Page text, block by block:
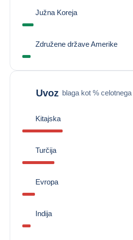
Južna Koreja
Združene države Amerike
Uvoz blaga kot % celotnega
Kitajska
Turčija
Evropa
Indija